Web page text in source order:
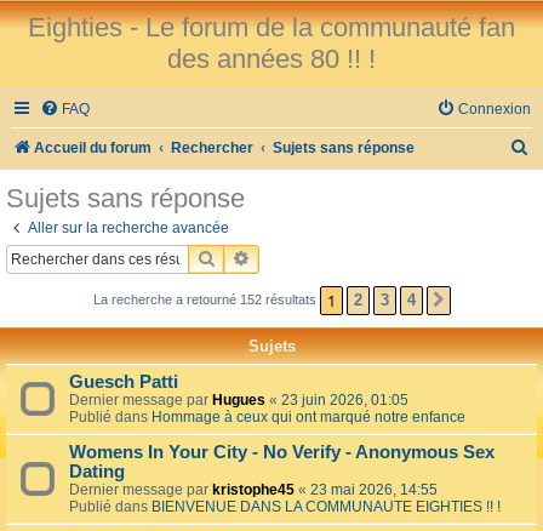
Eighties - Le forum de la communauté fan
des années 80 !! !
FAQ Connexion
Accueil du forum Rechercher Sujets sans réponse
h
r
Sujets sans réponse
Aller sur la recherche avancée
RECHERCHER
RECHERCHE AVANCÉE
La recherche a retourné 152 résultats 1 2 3 4
Sujets
Guesch Patti
Dernier message par Hugues « 23 juin 2026, 01:05
Publié dans Hommage à ceux qui ont marqué notre enfance
Womens In Your City - No Verify - Anonymous Sex
Dating
Dernier message par kristophe45 « 23 mai 2026, 14:55
Publié dans BIENVENUE DANS LA COMMUNAUTE EIGHTIES !! !